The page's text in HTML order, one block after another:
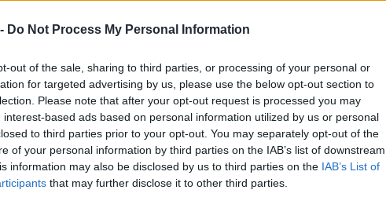
Do Not Process My Personal Information
out of the sale, sharing to third parties, or processing of your personal or
for targeted advertising by us, please use the below opt-out section to
Please note that after your opt-out request is processed you may
interest-based ads based on personal information utilized by us or personal
to third parties prior to your opt-out. You may separately opt-out of the
of your personal information by third parties on the IAB’s list of downstream
information may also be disclosed by us to third parties on the IAB’s List of
that may further disclose it to other third parties.
Despiste GNR INEM Jornal aponte
Luís Palma